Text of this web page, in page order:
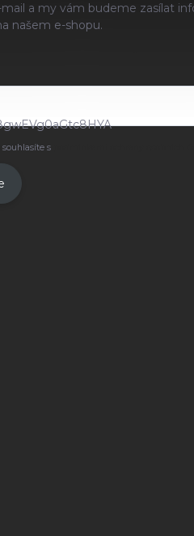
a my vám budeme zasílat
našem e-shopu.
s